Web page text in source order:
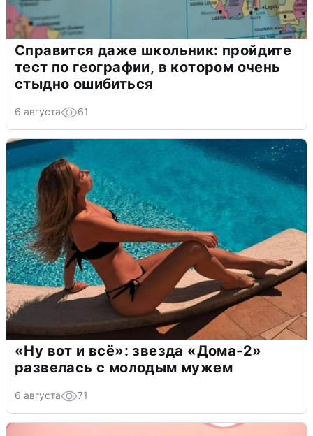
Справится даже школьник: пройдите
тест по географии, в котором очень
стыдно ошибиться
6 августа 61
«Ну вот и всё»: звезда «Дома-2»
развелась с молодым мужем
6 августа 71